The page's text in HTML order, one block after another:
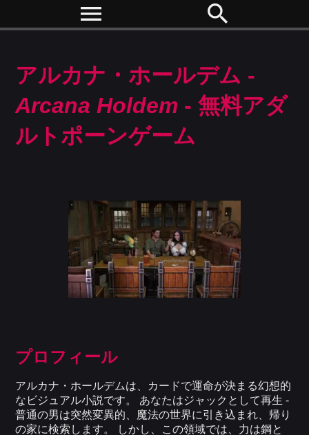
menu search
アルカナ・ホールデム -
Arcana Holdem - 無料アダ
ルトポーンゲーム
プロフィール
アルカナ・ホールデムは、カードで運命が決まる幻想的
なビジュアル小説です。 あなたはジャックとして再生 -
普通の男は突然変異的、魔法の世界に引き込まれ、帰り
の家に検索します。 しかし、この領域では、力は鋼と